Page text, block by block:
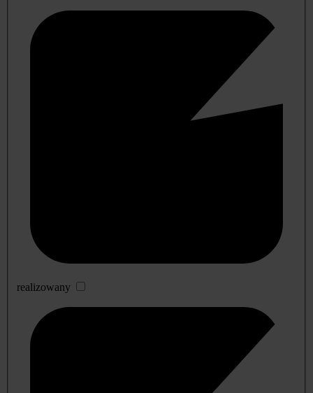
realizowany